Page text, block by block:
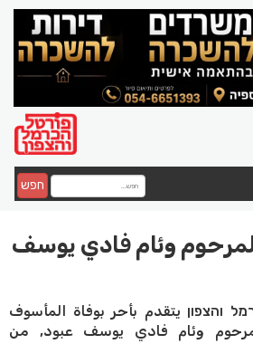
חפש
وئام فادي يوسف
והצפון يتقدم بأحر بوفاة المأسوف
وئام فادي يوسف عبود, من